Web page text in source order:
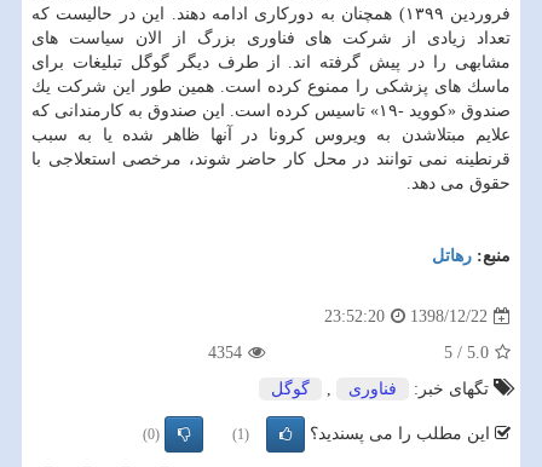
فروردین ۱۳۹۹) همچنان به دوركاری ادامه دهند. این در حالیست كه
تعداد زیادی از شركت های فناوری بزرگ از الان سیاست های
مشابهی را در پیش گرفته اند. از طرف دیگر گوگل تبلیغات برای
ماسك های پزشكی را ممنوع كرده است. همین طور این شركت یك
صندوق «كووید -۱۹» تاسیس كرده است. این صندوق به كارمندانی كه
علایم مبتلاشدن به ویروس كرونا در آنها ظاهر شده یا به سبب
قرنطینه نمی توانند در محل كار حاضر شوند، مرخصی استعلاجی با
حقوق می دهد.
منبع: رهاتل
1398/12/22
23:52:20
5.0
/
5
4354
تگهای خبر:
فناوری , گوگل
این مطلب را می پسندید؟ (1)
(0)